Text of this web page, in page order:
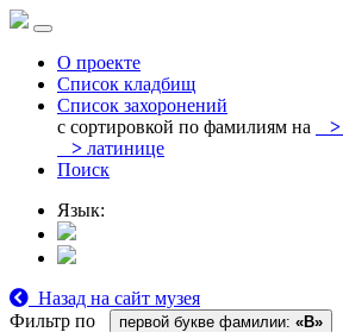
О проекте
Список кладбищ
Список захоронений
с сортировкой по фамилиям на
>
> латинице
Поиск
Язык:
Назад на сайт музея
Фильтр по
первой букве фамилии: «В»